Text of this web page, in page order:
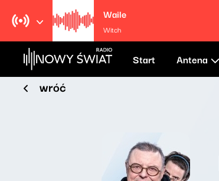
Waile
Witch
Start Antena
wróć